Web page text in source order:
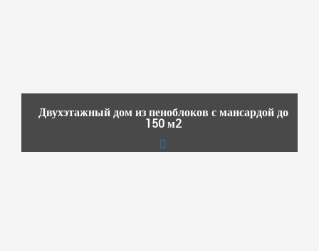
Двухэтажный дом из пеноблоков с мансардой до
150 м2